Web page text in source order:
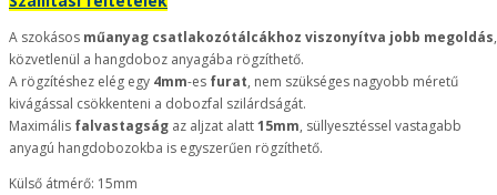
A szokásos műanyag csatlakozótálcákhoz viszonyítva jobb megoldás,
közvetlenül a hangdoboz anyagába rögzíthető.
A rögzítéshez elég egy 4mm-es furat, nem szükséges nagyobb méretű
kivágással csökkenteni a dobozfal szilárdságát.
Maximális falvastagság az aljzat alatt15mm, süllyesztéssel vastagabb
anyagú hangdobozokba is egyszerűen rögzíthető.
Külső átmérő: 15mm